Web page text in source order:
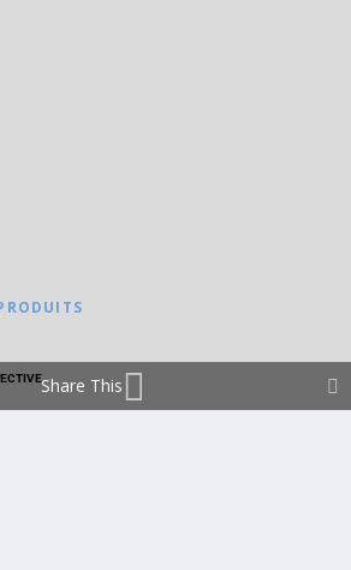
Share This